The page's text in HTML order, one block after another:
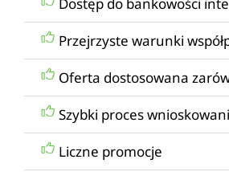
Przejrzyste warunki
Oferta dostosowana
Szybki proces
Liczne promocje